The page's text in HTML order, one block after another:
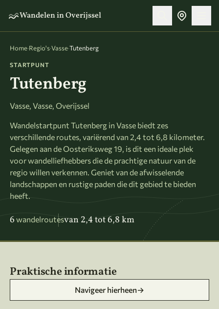
Wandelen in Overijssel
Home·Regio's·Vasse·Tutenberg
STARTPUNT
Tutenberg
Vasse, Vasse, Overijssel
Wandelstartpunt Tutenberg in Vasse biedt zes
verschillende routes, variërend van 2,4 tot 6,8 kilometer.
Gelegen aan de Oosteriksweg 19, is dit een ideale plek
voor wandelliefhebbers die de prachtige natuur van de
regio willen verkennen. Geniet van de afwisselende
landschappen en rustige paden die dit gebied te bieden
heeft.
6 wandelroutesvan 2,4 tot 6,8 km
Praktische informatie
Navigeer hierheen→